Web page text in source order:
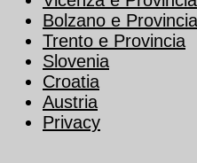
Bolzano e Provincia
Trento e Provincia
Slovenia
Croatia
Austria
Privacy